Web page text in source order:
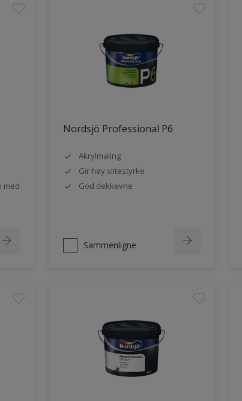
med
Nordsjö Professional P6
Akrylmaling
Gir høy slitestyrke
God dekkevne
Sammenligne